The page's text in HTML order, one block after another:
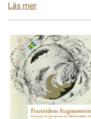
Läs mer